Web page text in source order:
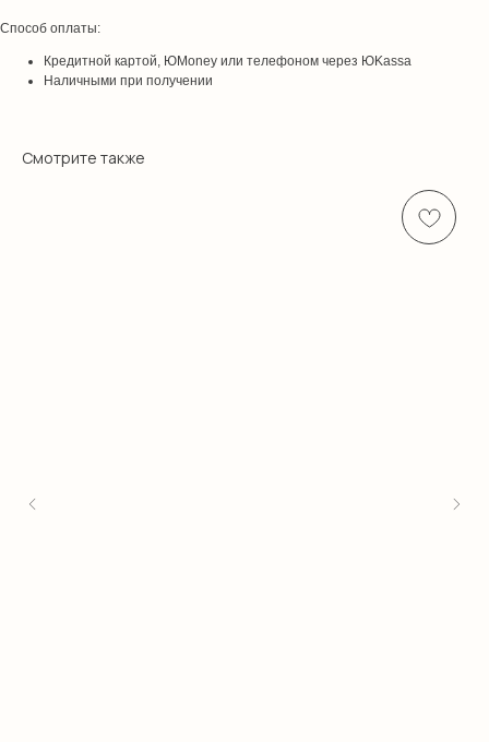
Способ оплаты:
Кредитной картой, ЮMoney или телефоном через ЮKassa
Наличными при получении
Смотрите также